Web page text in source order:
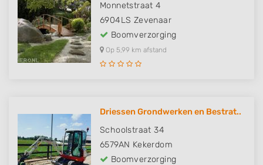
Monnetstraat 4
6904LS Zevenaar
Boomverzorging
Op 5,99 km afstand
Driessen Grondwerken en Bestrat..
Schoolstraat 34
6579AN Kekerdom
Boomverzorging